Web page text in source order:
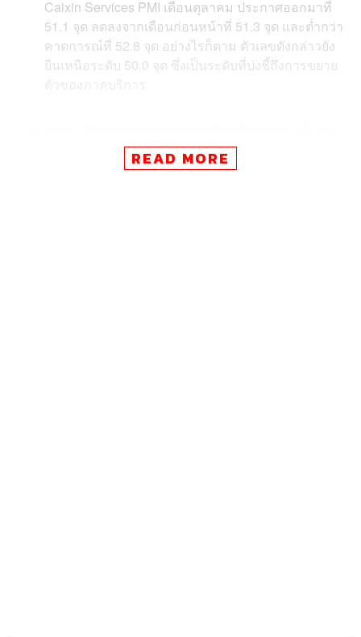
Caixin Services PMI เดือนตุลาคม ประกาศออกมาที่
51.1 จุด ลดลงจากเดือนก่อนหน้าที่ 51.3 จุด และต่ำกว่า
คาดการณ์ที่ 52.8 จุด อย่างไรก็ตาม ตัวเลขดังกล่าวยัง
ยืนเหนือระดับ 50.0 จุด ซึ่งเป็นระดับที่บ่งชี้ถึงการขยาย
ยุโรปประกาศตัวเลขดัชนี Manufacturing PMI เดือน
ตุลาคม ออกมาที่ 45.9 จุด ปรับตัวขึ้นจากเดือนก่อน
READ MORE